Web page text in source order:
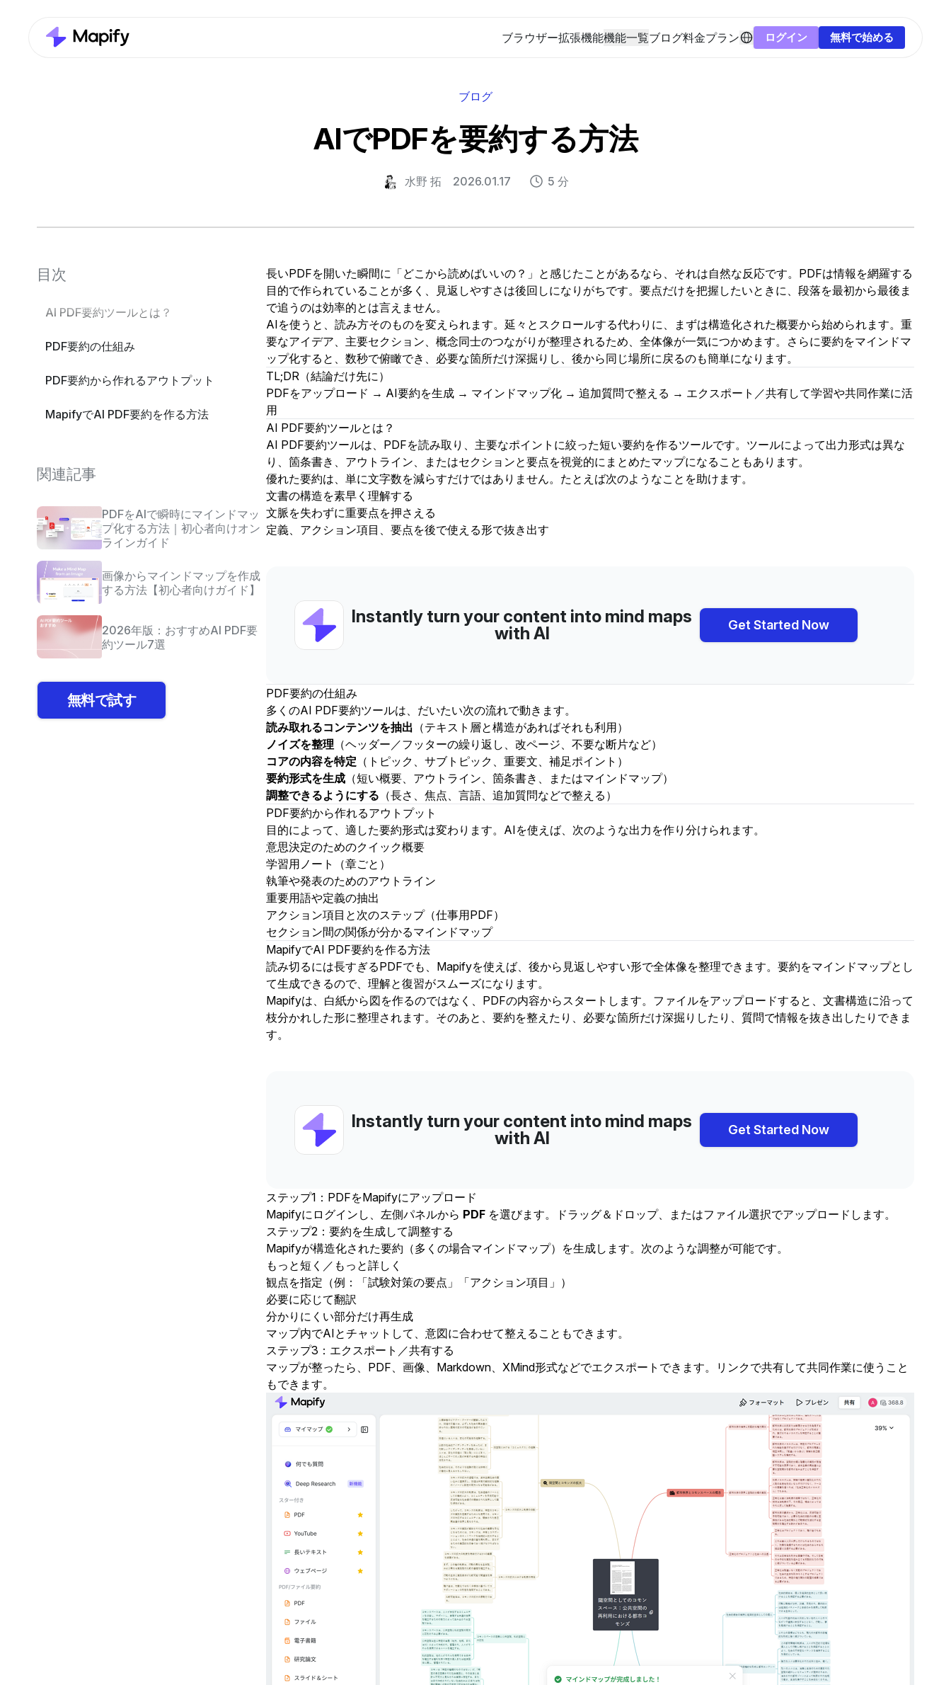
ブラウザー拡張機能機能一覧ブログ料金プラン ログイン 無料で始める
ブログ
AIでPDFを要約する方法
水野 拓 2026.01.17 5 分
目次
AI PDF要約ツールとは？
PDF要約の仕組み
PDF要約から作れるアウトプット
MapifyでAI PDF要約を作る方法
をもっと良くする）
関連ユースケース（PDF以外も要約す
るなら）
FAQ
最後に
関連記事
PDFをAIで瞬時にマインドマッ
プ化する方法｜初心者向けオン
ラインガイド
画像からマインドマップを作成
する方法【初心者向けガイド】
2026年版：おすすめAI PDF要
約ツール7選
無料で試す
長いPDFを開いた瞬間に「どこから読めばいいの？」と感じたことがあるなら、それは自然な反応です。PDFは情報を網羅する
目的で作られていることが多く、見返しやすさは後回しになりがちです。要点だけを把握したいときに、段落を最初から最後ま
で追うのは効率的とは言えません。
AIを使うと、読み方そのものを変えられます。延々とスクロールする代わりに、まずは構造化された概要から始められます。重
要なアイデア、主要セクション、概念同士のつながりが整理されるため、全体像が一気につかめます。さらに要約をマインドマ
ップ化すると、数秒で俯瞰でき、必要な箇所だけ深掘りし、後から同じ場所に戻るのも簡単になります。
TL;DR（結論だけ先に）
PDFをアップロード → AI要約を生成 → マインドマップ化 → 追加質問で整える → エクスポート／共有して学習や共同作業に活
用
AI PDF要約ツールとは？
AI PDF要約ツールは、PDFを読み取り、主要なポイントに絞った短い要約を作るツールです。ツールによって出力形式は異な
り、箇条書き、アウトライン、またはセクションと要点を視覚的にまとめたマップになることもあります。
優れた要約は、単に文字数を減らすだけではありません。たとえば次のようなことを助けます。
文書の構造を素早く理解する
文脈を失わずに重要点を押さえる
定義、アクション項目、要点を後で使える形で抜き出す
Instantly turn your content into mind maps
with AI
Get Started Now
PDF要約の仕組み
多くのAI PDF要約ツールは、だいたい次の流れで動きます。
読み取れるコンテンツを抽出 （テキスト層と構造があればそれも利用）
ノイズを整理 （ヘッダー／フッターの繰り返し、改ページ、不要な断片など）
コアの内容を特定 （トピック、サブトピック、重要文、補足ポイント）
要約形式を生成 （短い概要、アウトライン、箇条書き、またはマインドマップ）
調整できるようにする （長さ、焦点、言語、追加質問などで整える）
PDF要約から作れるアウトプット
目的によって、適した要約形式は変わります。AIを使えば、次のような出力を作り分けられます。
意思決定のためのクイック概要
学習用ノート（章ごと）
執筆や発表のためのアウトライン
重要用語や定義の抽出
アクション項目と次のステップ（仕事用PDF）
セクション間の関係が分かるマインドマップ
MapifyでAI PDF要約を作る方法
読み切るには長すぎるPDFでも、 Mapifyを使えば、後から見返しやすい形で全体像を整理できます。要約をマインドマップとし
て生成できるので、理解と復習がスムーズになります。
Mapifyは、白紙から図を作るのではなく、PDFの内容からスタートします。ファイルをアップロードすると、文書構造に沿って
枝分かれした形に整理されます。そのあと、要約を整えたり、必要な箇所だけ深掘りしたり、質問で情報を抜き出したりできま
す。
Instantly turn your content into mind maps
with AI
Get Started Now
ステップ1：PDFをMapifyにアップロード
Mapifyにログインし、左側パネルから PDF を選びます。ドラッグ＆ドロップ、またはファイル選択でアップロードします。
ステップ2：要約を生成して調整する
Mapifyが構造化された要約（多くの場合マインドマップ）を生成します。次のような調整が可能です。
もっと短く／もっと詳しく
観点を指定（例：「試験対策の要点」「アクション項目」）
必要に応じて翻訳
分かりにくい部分だけ再生成
マップ内でAIとチャットして、意図に合わせて整えることもできます。
ステップ3：エクスポート／共有する
マップが整ったら、PDF、画像、Markdown、XMind形式などでエクスポートできます。リンクで共有して共同作業に使うこと
もできます。